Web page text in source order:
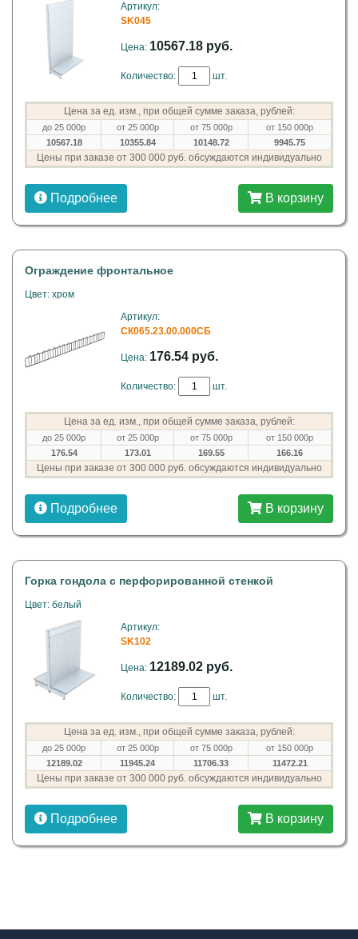
Артикул:
SK045
Цена: 10567.18 руб.
Количество: шт.
Цена за ед. изм., при общей сумме заказа, рублей:
до 25 000р от 25 000р от 75 000р
от 150 000р
10567.18
10355.84 10148.72 9945.75
Цены при заказе от 300 000 руб. обсуждаются индивидуально
Подробнее В корзину
Ограждение фронтальное
Цвет: хром
Артикул:
СК065.23.00.000СБ
Цена: 176.54 руб.
Количество: шт.
Цена за ед. изм., при общей сумме заказа, рублей:
до 25 000р от 25 000р от 75 000р
от 150 000р
176.54
173.01 169.55 166.16
Цены при заказе от 300 000 руб. обсуждаются индивидуально
Подробнее В корзину
Горка гондола с перфорированной стенкой
Цвет: белый
Артикул:
SK102
Цена: 12189.02 руб.
Количество: шт.
Цена за ед. изм., при общей сумме заказа, рублей:
до 25 000р от 25 000р от 75 000р
от 150 000р
12189.02
11945.24 11706.33 11472.21
Цены при заказе от 300 000 руб. обсуждаются индивидуально
Подробнее В корзину